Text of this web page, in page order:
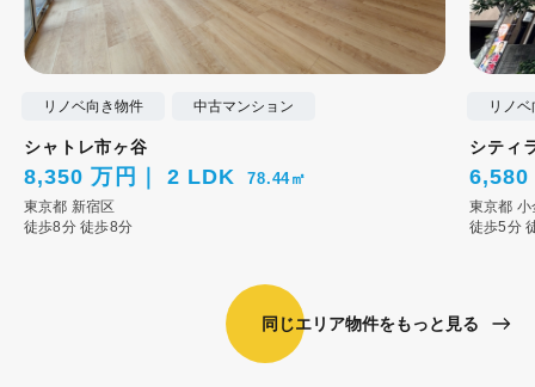
リノベ向き物件 中古マンション
シャトレ市ヶ谷
8,350 万円 2 LDK 78.44㎡
東京都 新宿区
徒歩8分徒歩8分
リノ
シティ
6,580
東京都 小
徒歩5分
同じエリア物件をもっと見る